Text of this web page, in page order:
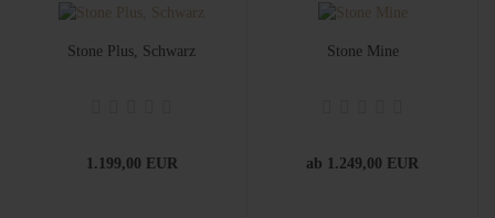
Stone Plus, Schwarz
1.199,00 EUR
Stone Mine
ab 1.249,00 EUR